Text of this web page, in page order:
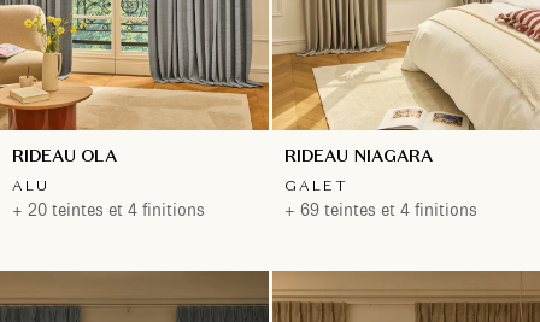
RIDEAU OLA
ALU
+ 20 teintes et 4 finitions
RIDEAU NIAGARA
GALET
+ 69 teintes et 4 finitions